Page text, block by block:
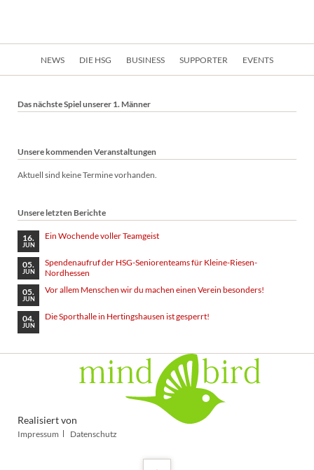
NEWS DIE HSG BUSINESS SUPPORTER EVENTS
Das nächste Spiel unserer 1. Männer
Unsere kommenden Veranstaltungen
Aktuell sind keine Termine vorhanden.
Unsere letzten Berichte
16.
JUN
Ein Wochende voller Teamgeist
05.
JUN
Spendenaufruf der HSG-Seniorenteams für Kleine-Riesen-
Nordhessen
05.
JUN
Vor allem Menschen wir du machen einen Verein besonders!
04.
JUN
Die Sporthalle in Hertingshausen ist gesperrt!
Realisiert von
Navigation
Impressum Datenschutz